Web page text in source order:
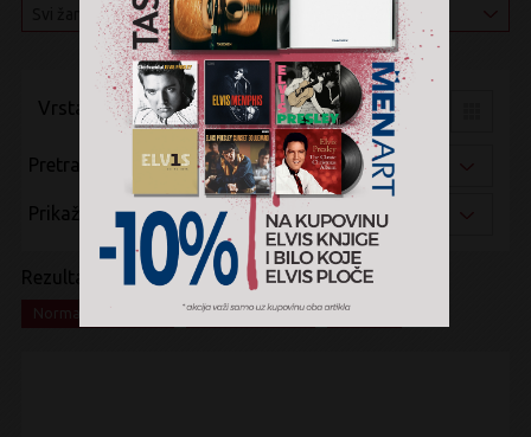
Vrsta pregleda:
Pretraži po:
Prikaži po:
Rezultati pretrage:
Instrumental x DVD